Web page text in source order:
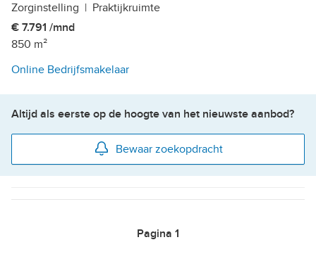
Zorginstelling | Praktijkruimte
€ 7.791 /mnd
850 m²
Online Bedrijfsmakelaar
Altijd als eerste op de hoogte van het nieuwste aanbod?
Bewaar zoekopdracht
Pagina 1